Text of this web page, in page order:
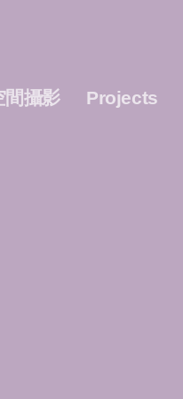
間攝影 Projects